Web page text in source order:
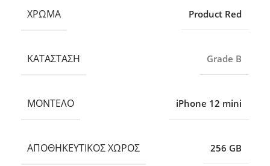
ΧΡΏΜΑ Product Red
ΚΑΤΆΣΤΑΣΗ Grade B
ΜΟΝΤΈΛΟ iPhone 12 mini
ΑΠΟΘΗΚΕΥΤΙΚΌΣ ΧΏΡΟΣ 256 GB